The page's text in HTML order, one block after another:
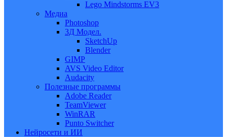
Lego Mindstorms EV3
Медиа
Photoshop
3Д Модел.
SketchUp
Blender
GIMP
AVS Video Editor
Audacity
Полезные программы
Adobe Reader
TeamViewer
WinRAR
Punto Switcher
Нейросети и ИИ